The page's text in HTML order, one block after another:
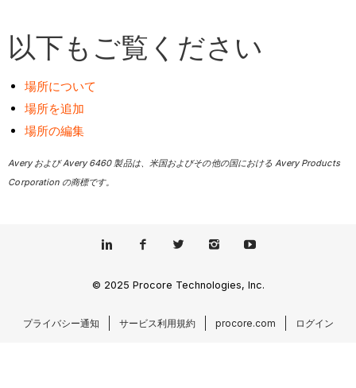
以下もご覧ください
場所について
場所を追加
場所の編集
Avery および Avery 6460 製品は、米国およびその他の国における Avery Products
Corporation の商標です。
© 2025 Procore Technologies, Inc.
プライバシー通知 サービス利用規約 procore.com ログイン